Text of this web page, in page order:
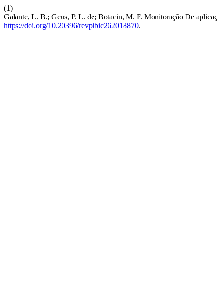
(1)
Galante, L. B.; Geus, P. L. de; Botacin, M. F. Monitoração De
https://doi.org/10.20396/revpibic262018870.